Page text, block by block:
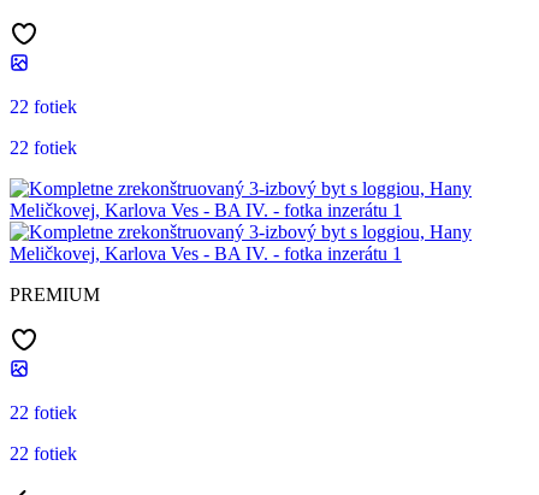
22 fotiek
22 fotiek
PREMIUM
22 fotiek
22 fotiek